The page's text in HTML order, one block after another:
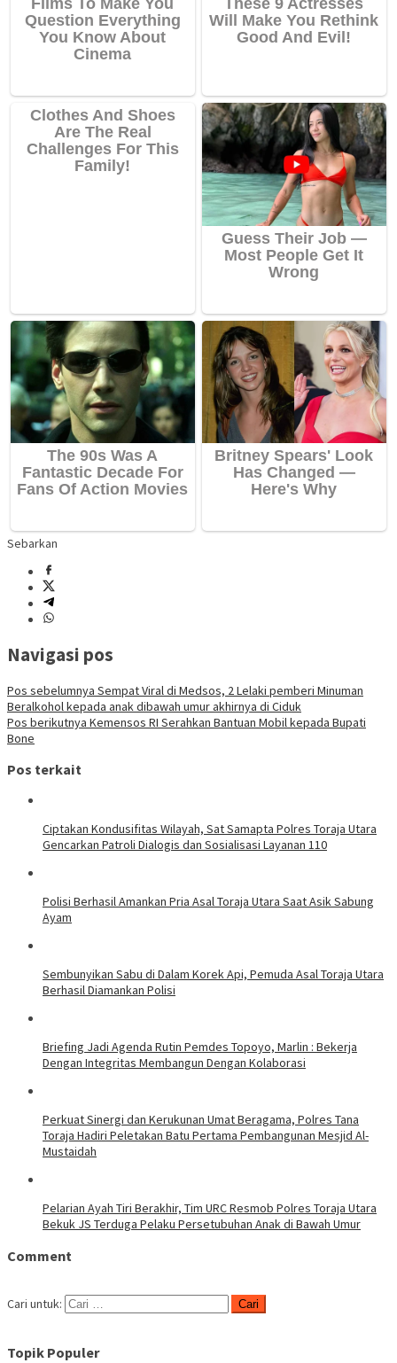
Sebarkan
Navigasi pos
Pos sebelumnya Sempat Viral di Medsos, 2 Lelaki pemberi Minuman
Beralkohol kepada anak dibawah umur akhirnya di Ciduk
Pos berikutnya Kemensos RI Serahkan Bantuan Mobil kepada Bupati
Bone
Pos terkait
Ciptakan Kondusifitas Wilayah, Sat Samapta Polres Toraja Utara
Gencarkan Patroli Dialogis dan Sosialisasi Layanan 110
Polisi Berhasil Amankan Pria Asal Toraja Utara Saat Asik Sabung
Ayam
Sembunyikan Sabu di Dalam Korek Api, Pemuda Asal Toraja Utara
Berhasil Diamankan Polisi
Briefing Jadi Agenda Rutin Pemdes Topoyo, Marlin : Bekerja
Dengan Integritas Membangun Dengan Kolaborasi
Perkuat Sinergi dan Kerukunan Umat Beragama, Polres Tana
Toraja Hadiri Peletakan Batu Pertama Pembangunan Mesjid Al-
Mustaidah
Pelarian Ayah Tiri Berakhir, Tim URC Resmob Polres Toraja Utara
Bekuk JS Terduga Pelaku Persetubuhan Anak di Bawah Umur
Comment
Cari untuk:
Topik Populer